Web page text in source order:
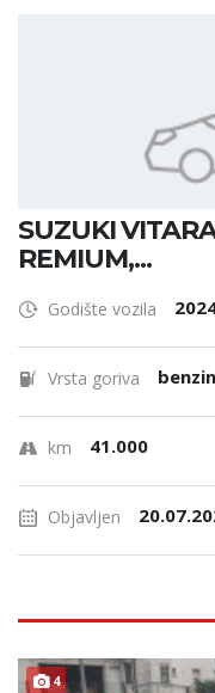
SUZUKI
REMIUM,...
Godište vozila
Vrsta goriva benzin
km 41.000
Objavljen
4